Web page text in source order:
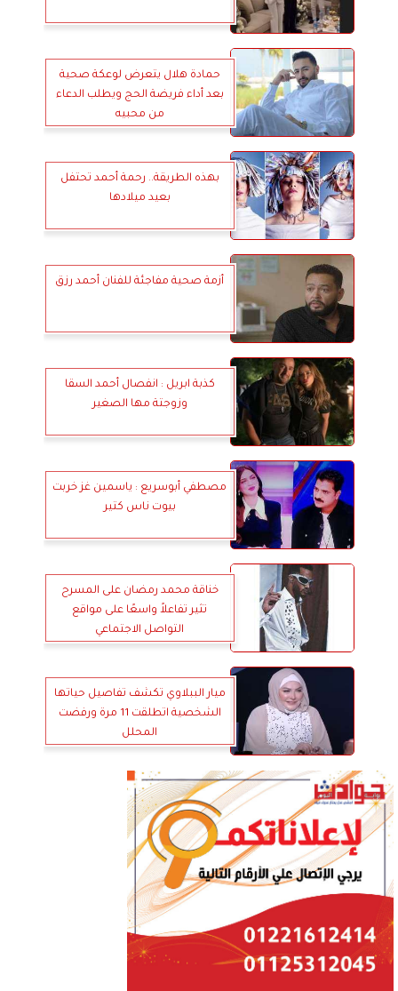
حمادة هلال يتعرض لوعكة صحية
بعد أداء فريضة الحج ويطلب الدعاء
من محبيه
بهذه الطريقة.. رحمة أحمد تحتفل
بعيد ميلادها
أزمة صحية مفاجئة للفنان أحمد رزق
كذبة ابريل : انفصال أحمد السقا
وزوجتة مها الصغير
مصطفي أبوسريع : ياسمين غز خربت
بيوت ناس كتير
خناقة محمد رمضان على المسرح
تثير تفاعلاً واسعًا على مواقع
التواصل الاجتماعي
ميار الببلاوي تكشف تفاصيل حياتها
الشخصية اتطلقت 11 مرة ورفضت
المحلل